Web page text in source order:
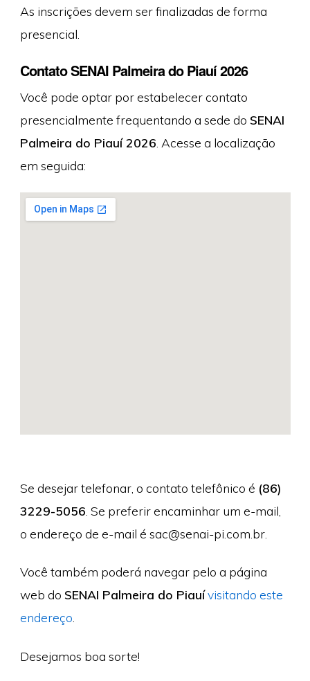
As inscrições devem ser finalizadas de forma
presencial.
Contato SENAI Palmeira do Piauí 2026
Você pode optar por estabelecer contato
presencialmente frequentando a sede do SENAI
Palmeira do Piauí 2026 . Acesse a localização
em seguida:
Se desejar telefonar, o contato telefônico é (86)
3229-5056 . Se preferir encaminhar um e-mail,
o endereço de e-mail é sac@senai-pi.com.br.
Você também poderá navegar pelo a página
web do SENAI Palmeira do Piauívisitando este
endereço
Desejamos boa sorte!